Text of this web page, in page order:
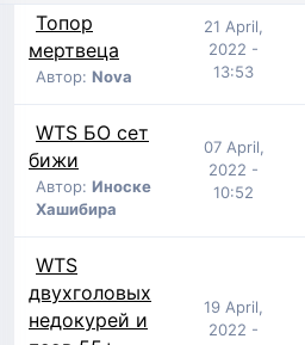
Топор
мертвеца
Автор: Nova
21 April,
2022 -
13:53
WTS БО сет
бижи
Автор: Иноске
Хашибира
07 April,
2022 -
10:52
WTS
двухголовых
недокурей и
19 April,
2022 -